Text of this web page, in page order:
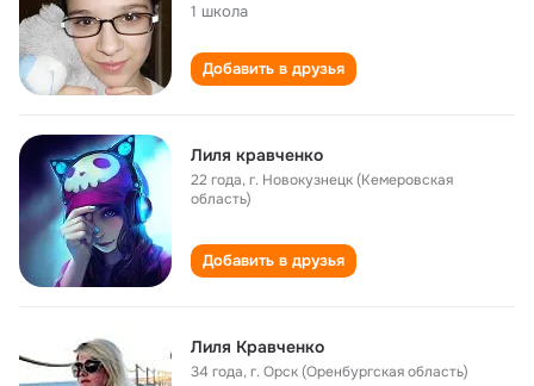
1 школа
Добавить в друзья
Лиля кравченко
22 года,г. Новокузнецк (Кемеровская
область)
Добавить в друзья
Лиля Кравченко
34 года,г. Орск (Оренбургская область)